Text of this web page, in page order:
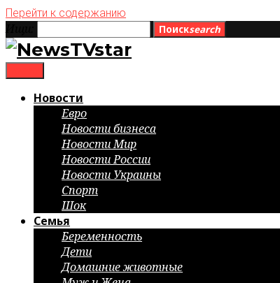
Перейти к содержанию
Поискsearch
Новости
Евро
Новости бизнеса
Новости Мир
Новости России
Новости Украины
Спорт
Шок
Семья
Беременность
Дети
Домашние животные